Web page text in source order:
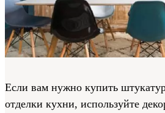
Если вам нужно купить
отделки кухни, используйте